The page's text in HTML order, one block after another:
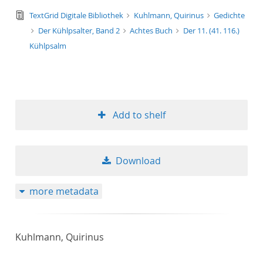
text/tg.edition+tg.aggregation+xml
TextGrid Digitale Bibliothek Kuhlmann, Quirinus
Gedichte
Der Kühlpsalter, Band 2
Achtes Buch
Der 11. (41. 116.)
Kühlpsalm
Add to shelf
Download
more metadata
Kuhlmann, Quirinus